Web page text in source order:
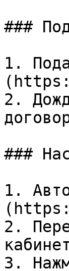
###
1.
2.
###
1.
2.
3.